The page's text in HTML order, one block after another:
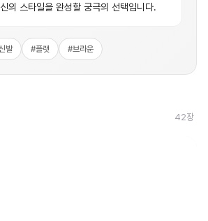
의 스타일을 완성할 궁극의 선택입니다.
발 #플랫 #브라운
42장